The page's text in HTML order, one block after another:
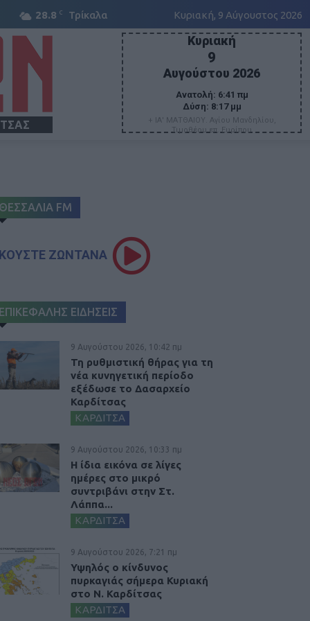
28.8 C Τρίκαλα Κυριακή, 9 Αύγουστος 2026
Κυριακή
9
Αυγούστου 2026
Ανατολή: 6:41 πμ
Δύση: 8:17 μμ
+ ΙΑ' ΜΑΤΘΑΙΟΥ. Αγίου Μανδηλίου,
Τιμοθέου επ. Ευρίπου
ΘΕΣΣΑΛΙΑ FM
ΖΩΝΤΑΝΑ
ΕΠΙΚΕΦΑΛΗΣ ΕΙΔΗΣΕΙΣ
9 Αυγούστου 2026, 10:42 πμ
Τη ρυθμιστική θήρας για τη
νέα κυνηγετική περίοδο
εξέδωσε το Δασαρχείο
Καρδίτσας
ΚΑΡΔΙΤΣΑ
9 Αυγούστου 2026, 10:33 πμ
Η ίδια εικόνα σε λίγες
ημέρες στο μικρό
συντριβάνι στην Στ.
Λάππα...
ΚΑΡΔΙΤΣΑ
9 Αυγούστου 2026, 7:21 πμ
Υψηλός ο κίνδυνος
πυρκαγιάς σήμερα Κυριακή
στο Ν. Καρδίτσας
ΚΑΡΔΙΤΣΑ